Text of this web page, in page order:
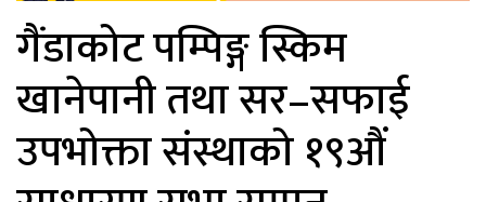
गैंडाकोट पम्पिङ्ग स्किम
खानेपानी तथा सर–सफाई
उपभोक्ता संस्थाको १९औं